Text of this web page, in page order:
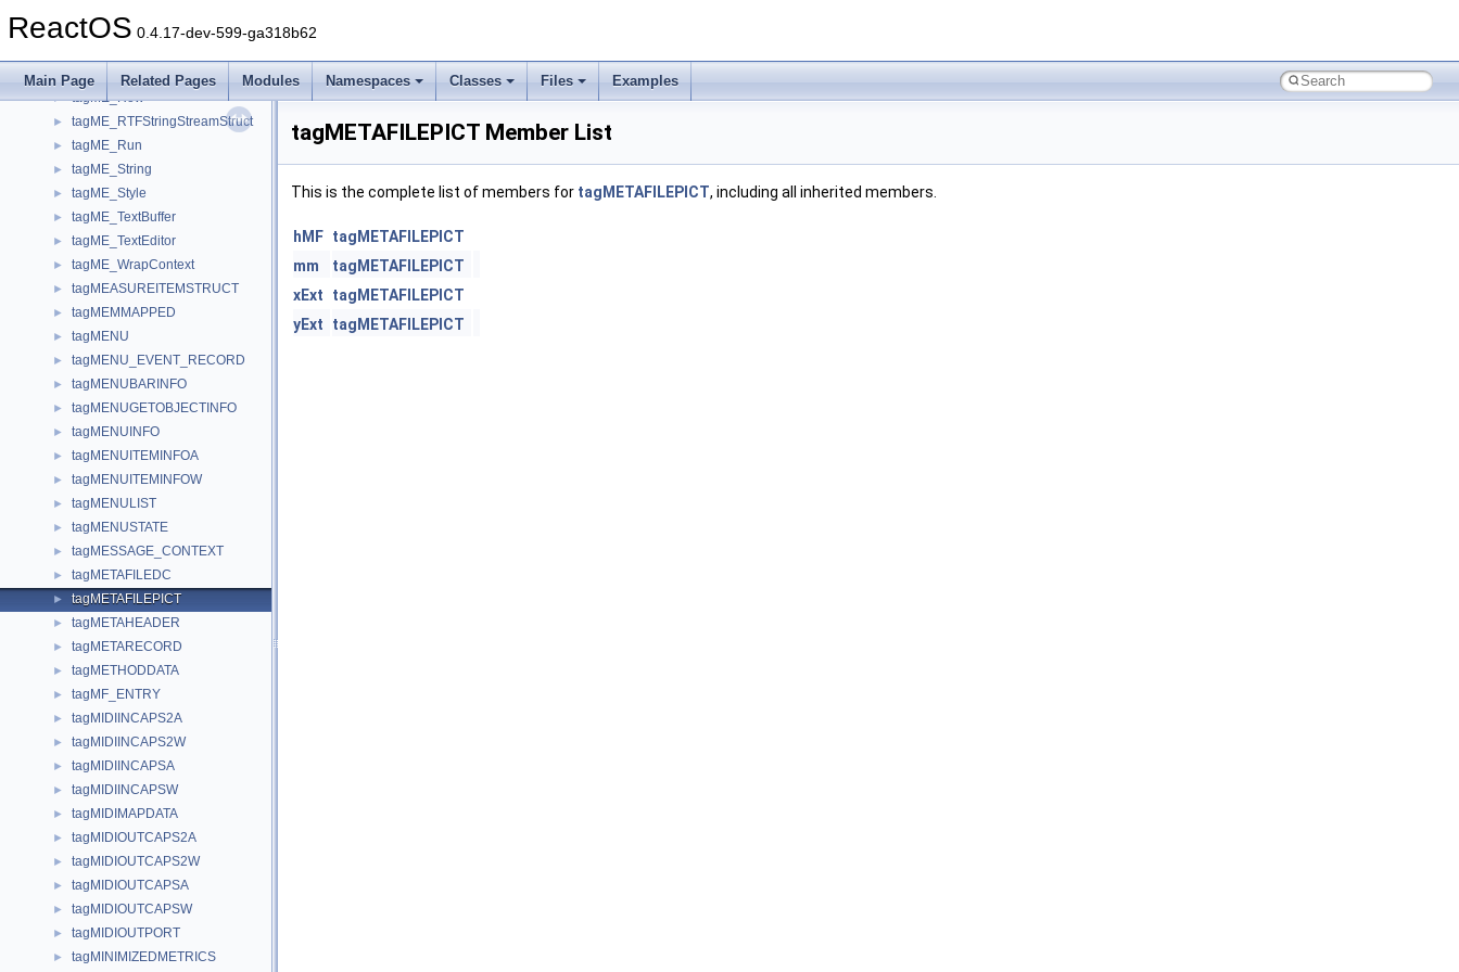
ReactOS 0.4.17-dev-599-ga318b62
Main Page Related Pages Modules Namespaces Classes Files Examples
► tagME_InStream
► tagME_Paragraph
► tagME_Row
► tagME_RTFStringStreamStruct
► tagME_Run
► tagME_String
► tagME_Style
► tagME_TextBuffer
► tagME_TextEditor
► tagME_WrapContext
► tagMEASUREITEMSTRUCT
► tagMEMMAPPED
► tagMENU
► tagMENU_EVENT_RECORD
► tagMENUBARINFO
► tagMENUGETOBJECTINFO
► tagMENUINFO
► tagMENUITEMINFOA
► tagMENUITEMINFOW
► tagMENULIST
► tagMENUSTATE
► tagMESSAGE_CONTEXT
► tagMETAFILEDC
► tagMETAFILEPICT
► tagMETAHEADER
► tagMETARECORD
► tagMETHODDATA
► tagMF_ENTRY
► tagMIDIINCAPS2A
► tagMIDIINCAPS2W
► tagMIDIINCAPSA
► tagMIDIINCAPSW
► tagMIDIMAPDATA
► tagMIDIOUTCAPS2A
► tagMIDIOUTCAPS2W
► tagMIDIOUTCAPSA
► tagMIDIOUTCAPSW
► tagMIDIOUTPORT
► tagMINIMIZEDMETRICS
tagMETAFILEPICT Member List
This is the complete list of members for tagMETAFILEPICT, including all inherited members.
hMF tagMETAFILEPICT
mm
tagMETAFILEPICT
xExt
tagMETAFILEPICT
yExt
tagMETAFILEPICT